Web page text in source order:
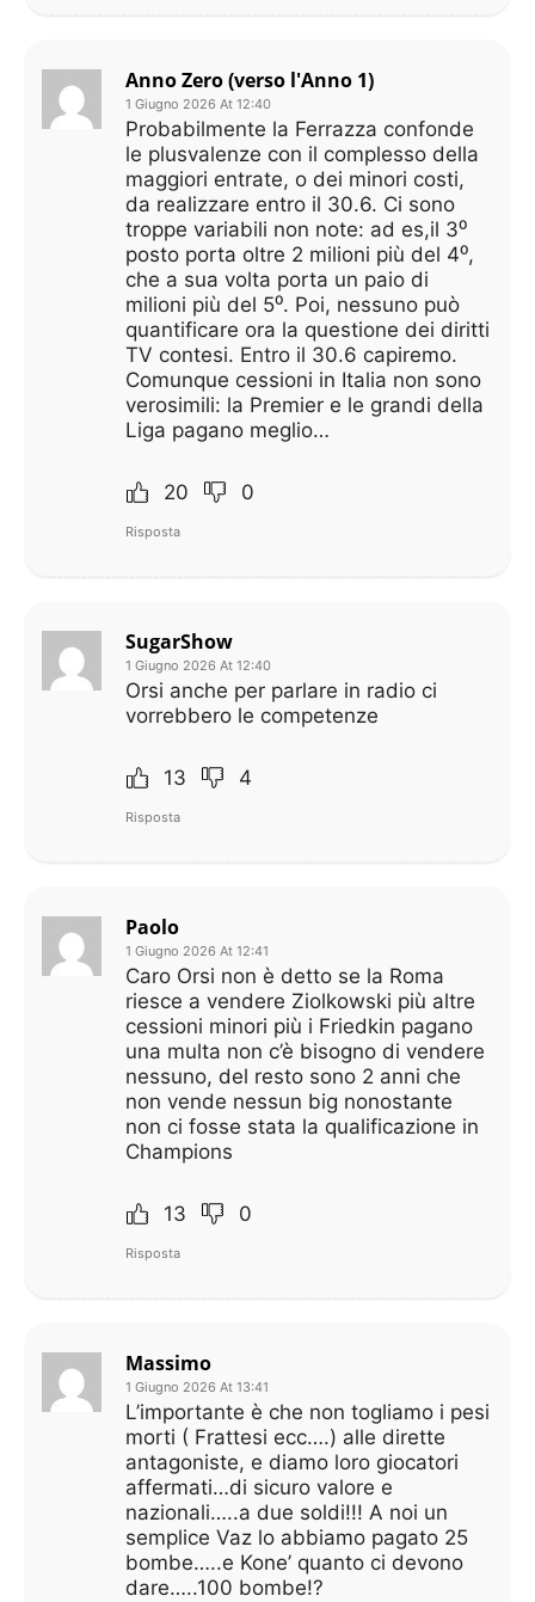
Anno Zero (verso l'Anno 1)
1 Giugno 2026 At 12:40
Probabilmente la Ferrazza confonde
le plusvalenze con il complesso della
maggiori entrate, o dei minori costi,
da realizzare entro il 30.6. Ci sono
troppe variabili non note: ad es,il 3⁰
posto porta oltre 2 milioni più del 4⁰,
che a sua volta porta un paio di
milioni più del 5⁰. Poi, nessuno può
quantificare ora la questione dei diritti
TV contesi. Entro il 30.6 capiremo.
Comunque cessioni in Italia non sono
verosimili: la Premier e le grandi della
Liga pagano meglio…
20 0
Risposta
SugarShow
1 Giugno 2026 At 12:40
Orsi anche per parlare in radio ci
vorrebbero le competenze
13 4
Risposta
Paolo
1 Giugno 2026 At 12:41
Caro Orsi non è detto se la Roma
riesce a vendere Ziolkowski più altre
cessioni minori più i Friedkin pagano
una multa non c’è bisogno di vendere
nessuno, del resto sono 2 anni che
non vende nessun big nonostante
non ci fosse stata la qualificazione in
Champions
13 0
Risposta
Massimo
1 Giugno 2026 At 13:41
L’importante è che non togliamo i pesi
morti ( Frattesi ecc….) alle dirette
antagoniste, e diamo loro giocatori
affermati…di sicuro valore e
nazionali…..a due soldi!!! A noi un
semplice Vaz lo abbiamo pagato 25
bombe…..e Kone’ quanto ci devono
dare…..100 bombe!?